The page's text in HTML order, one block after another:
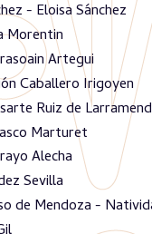
- Eloisa Sánchez
Morentin
Artegui
Caballero Irigoyen
Ruiz de
Marturet
Alecha
Sevilla
de Mendoza -